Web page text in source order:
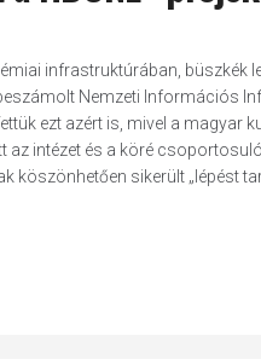
infrastruktúrában, büszkék
Nemzeti Információs
ezt azért is, mivel a magyar
intézet és a köré
sikerült „lépést